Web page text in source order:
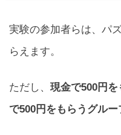
実験の参加者らは、パ
らえます。
ただし、 現金で500円
で500円をもらうグルー